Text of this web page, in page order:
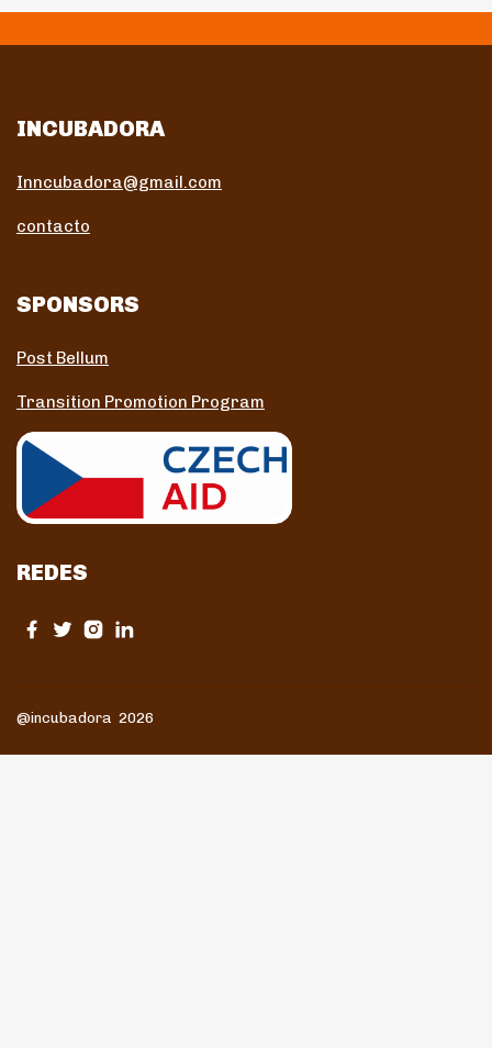
INCUBADORA
Inncubadora@gmail.com
contacto
SPONSORS
Post Bellum
Transition Promotion Program
REDES
@incubadora 2026